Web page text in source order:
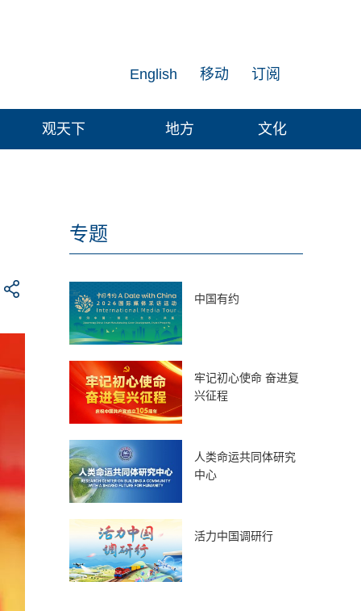
订阅
移动
English
观天下 地方 文化
专题
中国有约
牢记初心使命 奋进复
兴征程
人类命运共同体研究
中心
活力中国调研行